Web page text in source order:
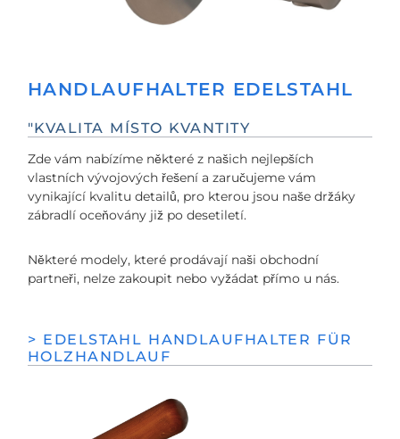
HANDLAUFHALTER EDELSTAHL
"KVALITA MÍSTO KVANTITY
Zde vám nabízíme některé z našich nejlepších
vlastních vývojových řešení a zaručujeme vám
vynikající kvalitu detailů, pro kterou jsou naše držáky
zábradlí oceňovány již po desetiletí.
Některé modely, které prodávají naši obchodní
partneři, nelze zakoupit nebo vyžádat přímo u nás.
> EDELSTAHL HANDLAUFHALTER FÜR
HOLZHANDLAUF